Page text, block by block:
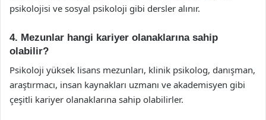
psikolojisi ve sosyal psikoloji gibi dersler alınır.
4. Mezunlar hangi kariyer olanaklarına sahip
olabilir?
Psikoloji yüksek lisans mezunları, klinik psikolog, danışman,
araştırmacı, insan kaynakları uzmanı ve akademisyen gibi
çeşitli kariyer olanaklarına sahip olabilirler.